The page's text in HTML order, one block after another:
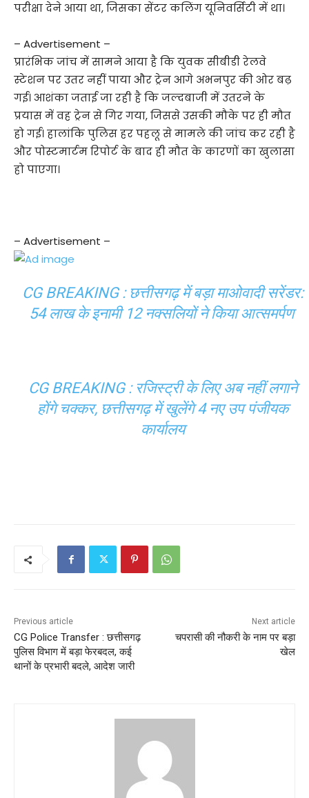
परीक्षा देने आया था, जिसका सेंटर कलिंग यूनिवर्सिटी में था।
– Advertisement –
प्रारंभिक जांच में सामने आया है कि युवक सीबीडी रेलवे
स्टेशन पर उतर नहीं पाया और ट्रेन आगे अभनपुर की ओर बढ़
गई। आशंका जताई जा रही है कि जल्दबाजी में उतरने के
प्रयास में वह ट्रेन से गिर गया, जिससे उसकी मौके पर ही मौत
हो गई। हालांकि पुलिस हर पहलू से मामले की जांच कर रही है
और पोस्टमार्टम रिपोर्ट के बाद ही मौत के कारणों का खुलासा
हो पाएगा।
– Advertisement –
CG BREAKING : छत्तीसगढ़ में बड़ा माओवादी सरेंडर:
54 लाख के इनामी 12 नक्सलियों ने किया आत्समर्पण
CG BREAKING : रजिस्ट्री के लिए अब नहीं लगाने
होंगे चक्कर, छत्तीसगढ़ में खुलेंगे 4 नए उप पंजीयक
कार्यालय
Previous article
CG Police Transfer : छत्तीसगढ़
पुलिस विभाग में बड़ा फेरबदल, कई
थानों के प्रभारी बदले, आदेश जारी
Next article
चपरासी की नौकरी के नाम पर बड़ा
खेल